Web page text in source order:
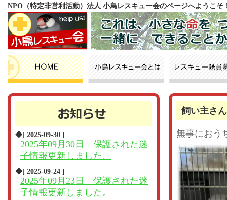
NPO（特定非営利活動）法人 小鳥レスキュー会のページへようこそ
◆[ 2025-09-30 ]
2025年09月30日 保護された迷
子情報更新しました。
◆[ 2025-09-24 ]
2025年09月23日 保護された迷
子情報更新しました。
飼い主さ
無事におう